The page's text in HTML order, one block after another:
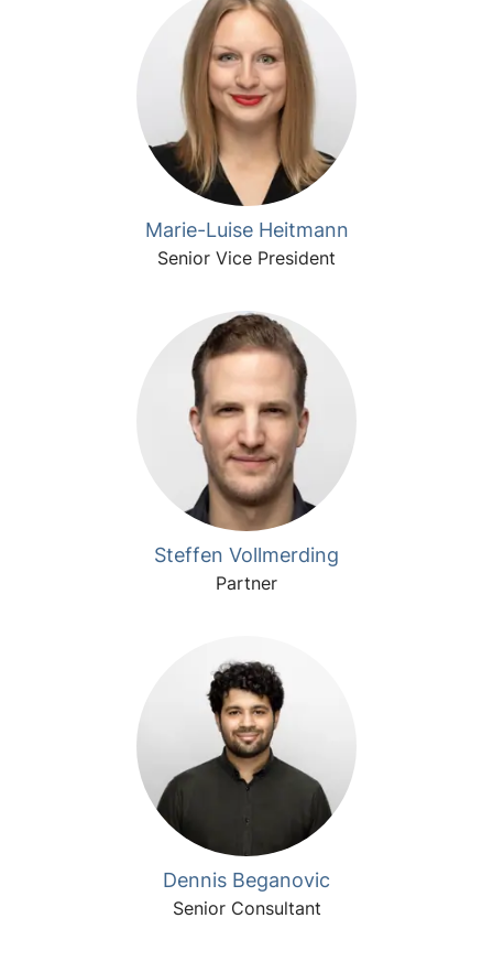
Marie-Luise Heitmann
Senior Vice President
Steffen Vollmerding
Partner
Dennis Beganovic
Senior Consultant